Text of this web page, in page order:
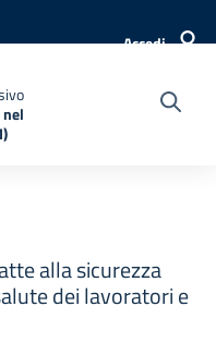
Accedi
alla sicurezza
dei lavoratori e